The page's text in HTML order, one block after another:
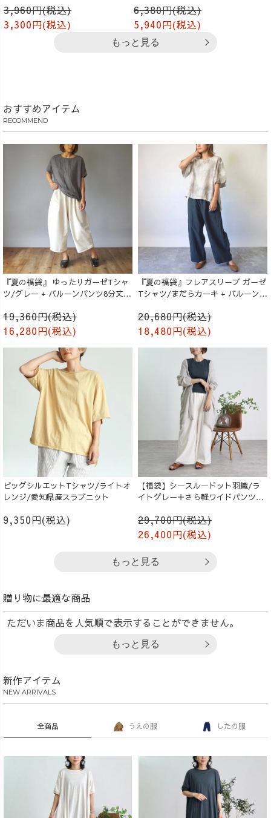
3,960円(税込)
3,300円(税込)
6,380円(税込)
5,940円(税込)
もっと見る
おすすめアイテム
RECOMMEND
『夏の福袋』 ゆったりガーゼTシャ
ツ/グレー + バルーンパンツ8分丈/
19,360円(税込)
16,280円(税込)
『夏の福袋』フレアスリーブ ガーゼ
Tシャツ/まだらカーキ + バルーンパ
ンツ/ブラック
20,680円(税込)
18,480円(税込)
ビッグシルエットTシャツ/ライトオ
レンジ/愛知県産スラブニット
9,350円(税込)
【福袋】シースルードット羽織/ラ
イトグレー＋さら軽ワイドパンツ/
29,700円(税込)
26,400円(税込)
もっと見る
贈り物に最適な商品
ただいま商品を人気順で表示することができません。
もっと見る
新作アイテム
NEW ARRIVALS
全商品 うえの服 したの服